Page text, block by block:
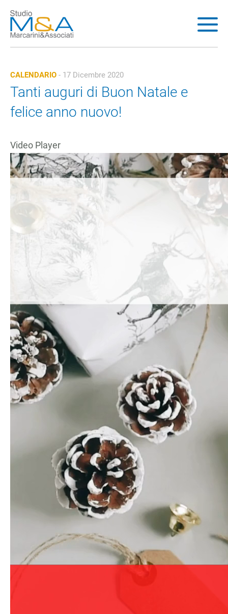
HOMEPAGE
AREE DI ATTIVITÀ
CONTATTI
CALENDARIO - 17 Dicembre 2020
Tanti auguri di Buon Natale e
felice anno nuovo!
Video Player